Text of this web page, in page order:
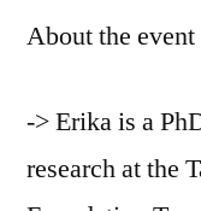
About the
-> Erika is a
research at the